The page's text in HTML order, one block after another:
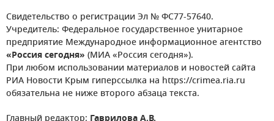
Свидетельство о регистрации Эл № ФС77-57640.
Учредитель: Федеральное государственное унитарное
предприятие Международное информационное агентство
«Россия сегодня» (МИА «Россия сегодня»).
При любом использовании материалов и новостей сайта
РИА Новости Крым гиперссылка на https://crimea.ria.ru
обязательна не ниже второго абзаца текста.